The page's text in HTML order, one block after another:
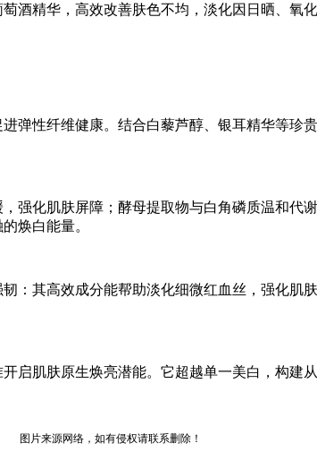
酒精华，高效改善肤色不均，淡化因日晒、氧
弹性纤维健康。结合白藜芦醇、银耳精华等珍
强化肌肤屏障；酵母提取物与白角磷质温和代
焕白能量。
：其高效成分能帮助淡化细微红血丝，强化肌
启肌肤原生焕亮潜能。它超越单一美白，构建
图片来源网络，如有侵权请联系删除！